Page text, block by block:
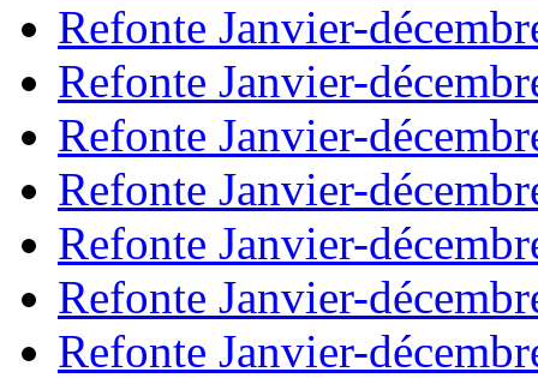
Refonte Janvier-
Refonte Janvier-
Refonte Janvier-
Refonte Janvier-
Refonte Janvier-
Refonte Janvier-
Refonte Janvier-